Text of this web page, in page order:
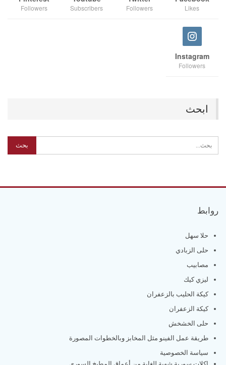
Likes
Followers
Subscribers
Followers
Instagram
Followers
ابحث
روابط
حلا سهل
حلى الزبادي
مصابيب
ليزي كيك
كيكة الحليب بالزعفران
كيكة الزعفران
حلى الخشخش
طريقة عمل الفينو مثل المخابز وبالخطوات المصورة
سياسة الخصوصية